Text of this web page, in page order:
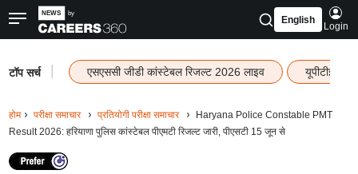
English
Login
टॉप सर्च एसएससी जीडी कांस्टेबल रिजल्ट 2026 लाइव यूपीटीईटी
होम परीक्षा समाचार प्रतियोगी परीक्षा समाचार
Haryana Police Constable PMT
Result 2026: हरियाणा पुलिस कांस्टेबल पीएमटी रिजल्ट जारी, पीएसटी 15 जून से